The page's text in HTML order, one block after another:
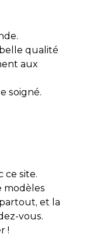
qualité
aux
soigné.
ce site.
modèles
et la
vous.
!